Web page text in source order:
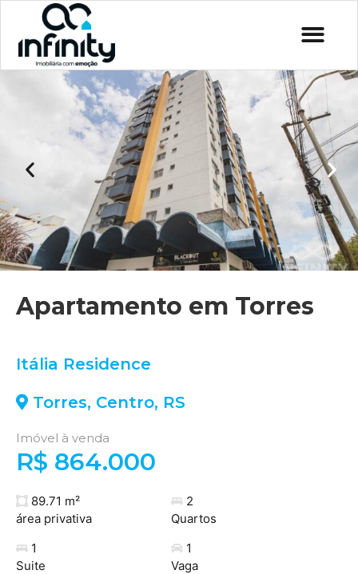
Apartamento em Torres
Itália Residence
Torres, Centro, RS
Imóvel à venda
R$ 864.000
89.71 m²
área privativa
2
Quartos
1
Suite
1
Vaga